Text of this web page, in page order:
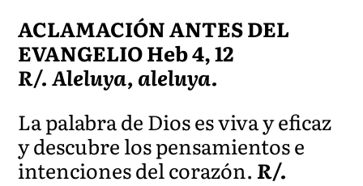
ACLAMACIÓN ANTES DEL
EVANGELIO Heb 4, 12
R/. Aleluya, aleluya.
La palabra de Dios es viva y eficaz
y descubre los pensamientos e
intenciones del corazón.R/.